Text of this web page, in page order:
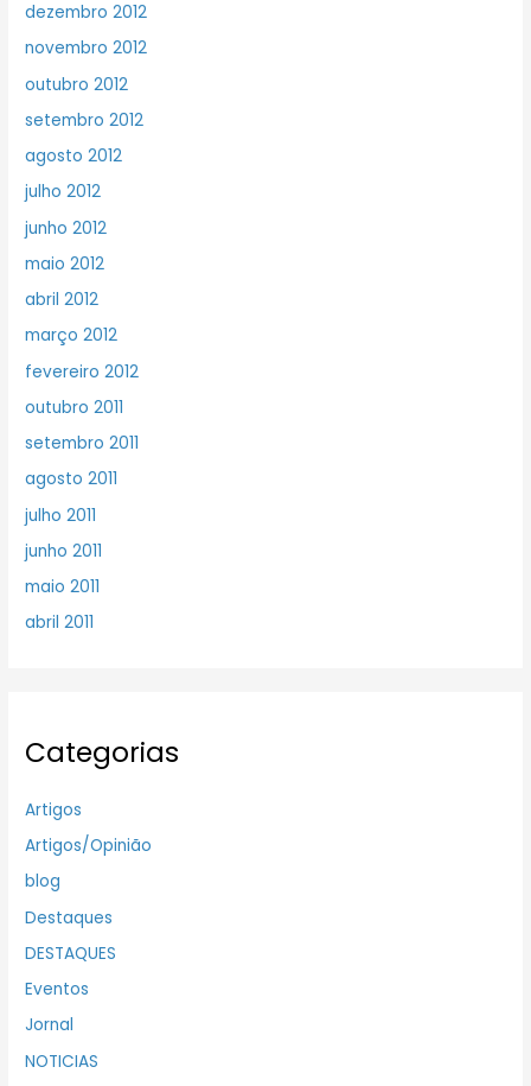
dezembro 2012
novembro 2012
outubro 2012
setembro 2012
agosto 2012
julho 2012
junho 2012
maio 2012
abril 2012
março 2012
fevereiro 2012
outubro 2011
setembro 2011
agosto 2011
julho 2011
junho 2011
maio 2011
abril 2011
Categorias
Artigos
Artigos/Opinião
blog
Destaques
DESTAQUES
Eventos
Jornal
NOTICIAS